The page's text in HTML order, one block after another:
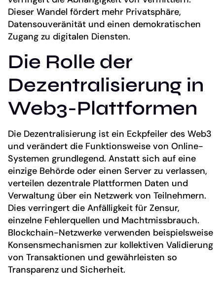
Dieser Wandel fördert mehr Privatsphäre,
Datensouveränität und einen demokratischen
Zugang zu digitalen Diensten.
Die Rolle der
Dezentralisierung in
Web3-Plattformen
Die Dezentralisierung ist ein Eckpfeiler des Web3
und verändert die Funktionsweise von Online-
Systemen grundlegend. Anstatt sich auf eine
einzige Behörde oder einen Server zu verlassen,
verteilen dezentrale Plattformen Daten und
Verwaltung über ein Netzwerk von Teilnehmern.
Dies verringert die Anfälligkeit für Zensur,
einzelne Fehlerquellen und Machtmissbrauch.
Blockchain-Netzwerke verwenden beispielsweise
Konsensmechanismen zur kollektiven Validierung
von Transaktionen und gewährleisten so
Transparenz und Sicherheit.